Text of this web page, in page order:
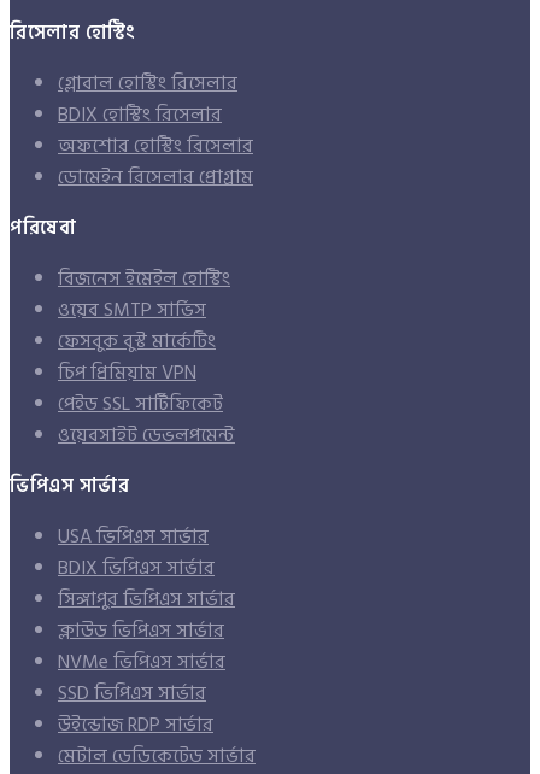
রিসেলার হোস্টিং
গ্লোবাল হোস্টিং রিসেলার
BDIX হোস্টিং রিসেলার
অফশোর হোস্টিং রিসেলার
ডোমেইন রিসেলার প্রোগ্রাম
পরিষেবা
বিজনেস ইমেইল হোস্টিং
ওয়েব SMTP সার্ভিস
ফেসবুক বুস্ট মার্কেটিং
চিপ প্রিমিয়াম VPN
পেইড SSL সার্টিফিকেট
ওয়েবসাইট ডেভলপমেন্ট
ভিপিএস সার্ভার
USA ভিপিএস সার্ভার
BDIX ভিপিএস সার্ভার
সিঙ্গাপুর ভিপিএস সার্ভার
ক্লাউড ভিপিএস সার্ভার
NVMe ভিপিএস সার্ভার
SSD ভিপিএস সার্ভার
উইন্ডোজ RDP সার্ভার
মেটাল ডেডিকেটেড সার্ভার